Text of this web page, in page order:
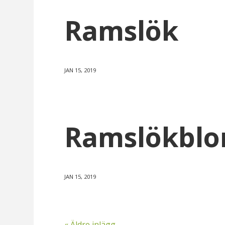
Ramslök
JAN 15, 2019
JAN 15, 2019